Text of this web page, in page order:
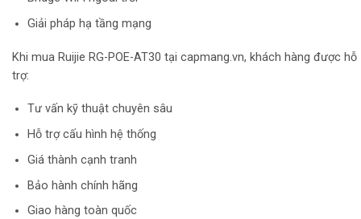
Giải pháp hạ tầng mạng
Khi mua Ruijie RG-POE-AT30 tại capmang.vn, khách hàng được hỗ
trợ:
Tư vấn kỹ thuật chuyên sâu
Hỗ trợ cấu hình hệ thống
Giá thành cạnh tranh
Bảo hành chính hãng
Giao hàng toàn quốc